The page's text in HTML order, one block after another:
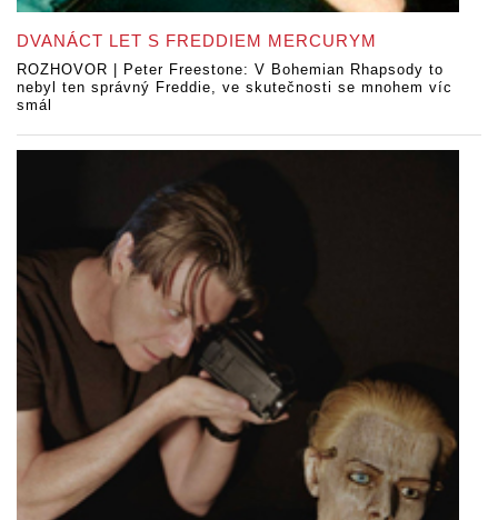
DVANÁCT LET S FREDDIEM MERCURYM
ROZHOVOR | Peter Freestone: V Bohemian Rhapsody to
nebyl ten správný Freddie, ve skutečnosti se mnohem víc
smál